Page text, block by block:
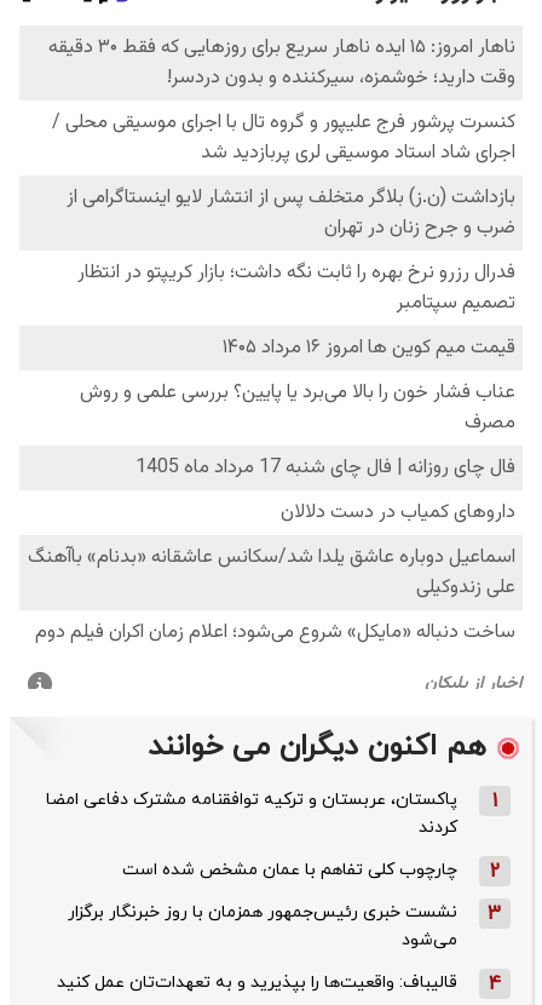
هم اکنون دیگران می خوانند
1
پاکستان، عربستان و ترکیه توافقنامه مشترک دفاعی امضا
کردند
2 چارچوب کلی تفاهم با عمان مشخص شده است
3
نشست خبری رئیس‌جمهور همزمان با روز خبرنگار برگزار
می‌شود
4 قالیباف: واقعیت‌ها را بپذیرید و به تعهدات‌تان عمل کنید